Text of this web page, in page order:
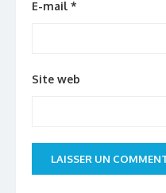
E-mail *
Site web